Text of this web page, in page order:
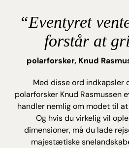
“Eventyret
forstår at
polarforsker, Knud
Med disse ord indkapsler
polarforsker Knud Rasmussen
handler nemlig om modet til
Og hvis du virkelig vil
dimensioner, må du lade
majestætiske